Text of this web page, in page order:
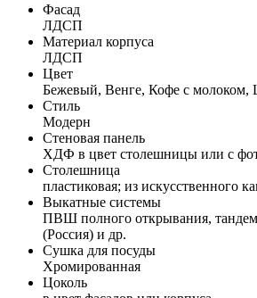
Фасад
ЛДСП
Материал корпуса
ЛДСП
Цвет
Бежевый, Венге, Кофе с молоком,
Стиль
Модерн
Стеновая панель
ХДФ в цвет столешницы или с
Столешница
пластиковая; из искусственного
Выкатные системы
ПВШ полного открывания,
(Россия) и др.
Сушка для посуды
Хромированная
Цоколь